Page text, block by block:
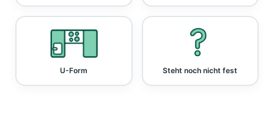
U-Form Steht noch nicht fest